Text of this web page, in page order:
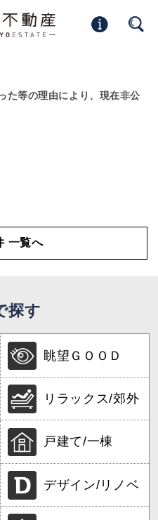
た等の理由により、現在非公
一覧へ
探す
眺望ＧＯＯＤ
リラックス/郊外
戸建て/一棟
デザイン/リノベ